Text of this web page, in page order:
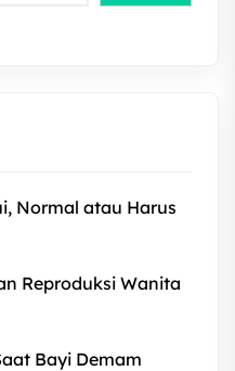
Normal atau Harus
Reproduksi Wanita
Bayi Demam